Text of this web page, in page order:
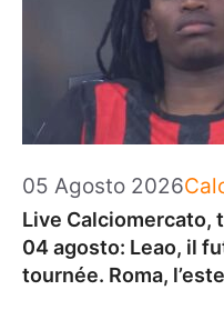
05 Agosto 2026
Live Calciomercato,
04 agosto: Leao, il
tournée. Roma,